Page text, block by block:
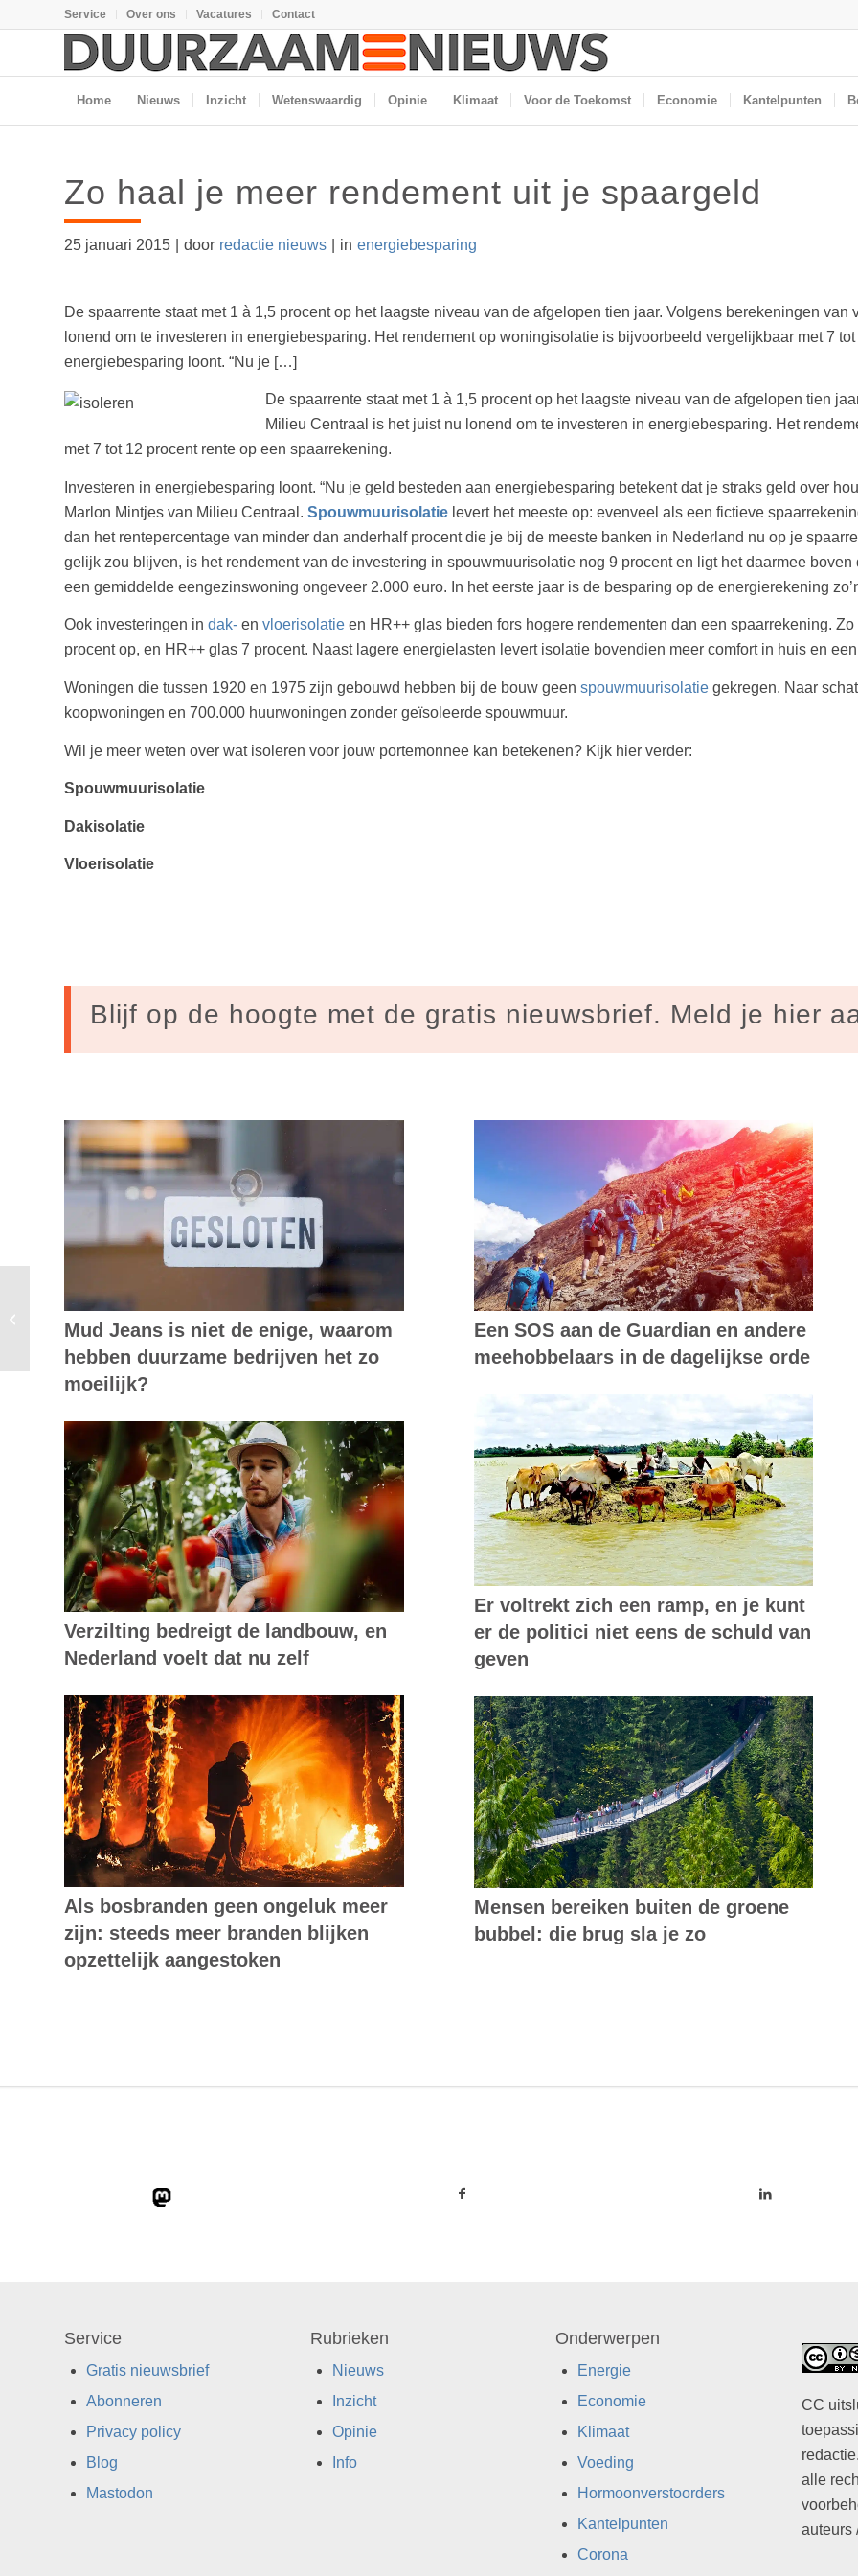
Service Over ons Vacatures Contact
Home Nieuws Inzicht Wetenswaardig Opinie Klimaat Voor de Toekomst Economie Kantelpunten
Zo haal je meer rendement uit je spaargeld
25 januari 2015 door redactie nieuws in energiebesparing
De spaarrente staat met 1 à 1,5 procent op het laagste niveau van de afgelopen tien jaar. Volgens berekeningen
lonend om te investeren in energiebesparing. Het rendement op woningisolatie is bijvoorbeeld vergelijkbaar met 7
energiebesparing loont. “Nu je […]
De spaarrente staat met 1 à 1,5 procent op het laagste niveau van de afgelopen tien
Milieu Centraal is het juist nu lonend om te investeren in energiebesparing. Het
met 7 tot 12 procent rente op een spaarrekening.
Investeren in energiebesparing loont. “Nu je geld besteden aan energiebesparing betekent dat je straks geld over
Marlon Mintjes van Milieu Centraal. Spouwmuurisolatie levert het meeste op: evenveel als een fictieve
dan het rentepercentage van minder dan anderhalf procent die je bij de meeste banken in Nederland nu op je
gelijk zou blijven, is het rendement van de investering in spouwmuurisolatie nog 9 procent en ligt het daarmee
een gemiddelde eengezinswoning ongeveer 2.000 euro. In het eerste jaar is de besparing op de energierekening
Ook investeringen in dak- en vloerisolatie en HR++ glas bieden fors hogere rendementen dan een spaarrekening.
procent op, en HR++ glas 7 procent. Naast lagere energielasten levert isolatie bovendien meer comfort in huis en
Woningen die tussen 1920 en 1975 zijn gebouwd hebben bij de bouw geen spouwmuurisolatie gekregen. Naar
koopwoningen en 700.000 huurwoningen zonder geïsoleerde spouwmuur.
Wil je meer weten over wat isoleren voor jouw portemonnee kan betekenen? Kijk hier verder:
Spouwmuurisolatie
Dakisolatie
Vloerisolatie
Blijf op de hoogte met de gratis nieuwsbrief. Meld je hier
Mud Jeans is niet de enige, waarom
hebben duurzame bedrijven het zo
moeilijk?
Verzilting bedreigt de landbouw, en
Nederland voelt dat nu zelf
Als bosbranden geen ongeluk meer
zijn: steeds meer branden blijken
opzettelijk aangestoken
Een SOS aan de Guardian en andere
meehobbelaars in de dagelijkse orde
Er voltrekt zich een ramp, en je kunt
er de politici niet eens de schuld van
geven
Mensen bereiken buiten de groene
bubbel: die brug sla je zo
Service
Gratis nieuwsbrief
Abonneren
Privacy policy
Blog
Mastodon
Rubrieken
Nieuws
Inzicht
Opinie
Info
Onderwerpen
Energie
Economie
Klimaat
Voeding
Hormoonverstoorders
Kantelpunten
Corona
CC
alle
auteurs
Interactieve wereldkaart voor
aquaponics